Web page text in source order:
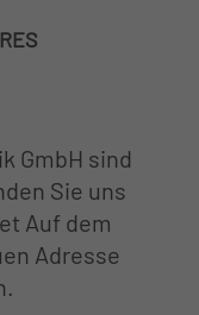
GmbH sind
Sie uns
Auf dem
Adresse